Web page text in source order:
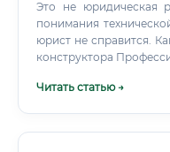
Это не юридическая
понимания
юрист не справится.
конструктора
Читать статью →